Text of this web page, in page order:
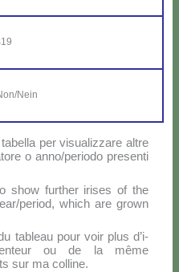
Nein
per vi­sua­liz­za­re al­tre
o anno/periodo pre­sen­ti
show fur­ther iri­ses of the
period, which are gro­wn
ta­bleau pour voir plus d’i­
ou de la mê­me
sur ma col­li­ne.